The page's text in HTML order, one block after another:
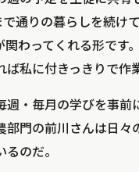
通りの暮らしを続け
わってくれる形で
私に付きっきりで作
・毎月の学びを事
門の前川さんは日々
のだ。